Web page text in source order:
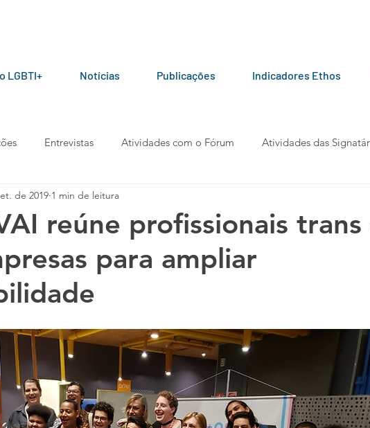
LGBTI+ Notícias Publicações Indicadores Ethos
Entrevistas Atividades com o Fórum Atividades das
do Fórum Manuais e Cartilhas
Manifesto Podcast
reúne profissionais trans
para ampliar
de 2019 1 min de leitura